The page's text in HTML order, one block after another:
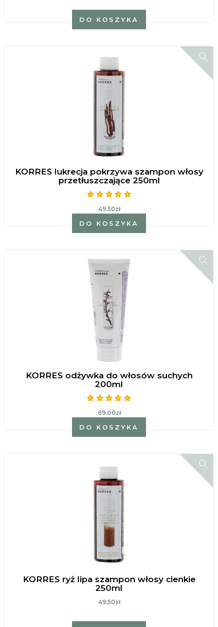
DO KOSZYKA
KORRES lukrecja pokrzywa szampon włosy
przetłuszczające 250ml
49.50zł
DO KOSZYKA
KORRES odżywka do włosów suchych
200ml
69.00zł
DO KOSZYKA
KORRES ryż lipa szampon włosy cienkie
250ml
49.50zł